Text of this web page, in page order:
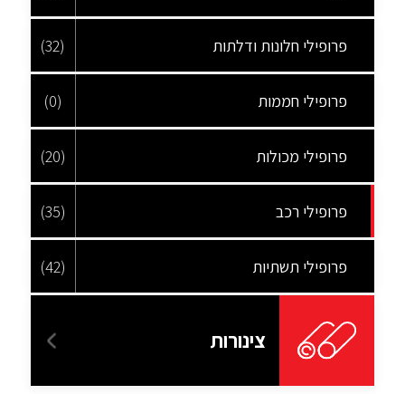
פרופילי חלונות ודלתות (32)
פרופילי חממות (0)
פרופילי מכולות (20)
פרופילי רכב (35)
פרופילי תשתיות (42)
צינורות